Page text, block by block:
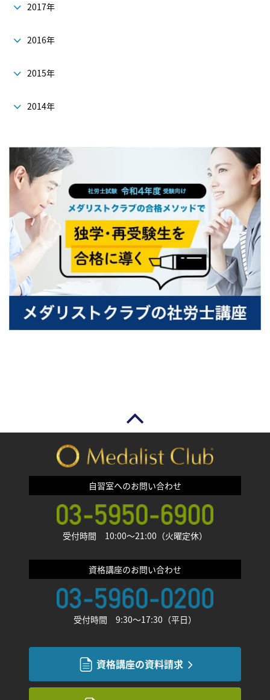
2017年
2016年
2015年
2014年
自習室へのお問い合わせ
受付時間 10:00〜21:00（火曜定休）
資格講座のお問い合わせ
受付時間 9:30〜17:30（平日）
資格講座の資料請求